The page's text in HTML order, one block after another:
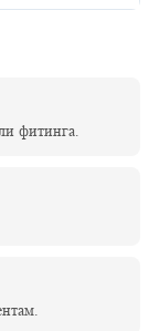
фитинга.